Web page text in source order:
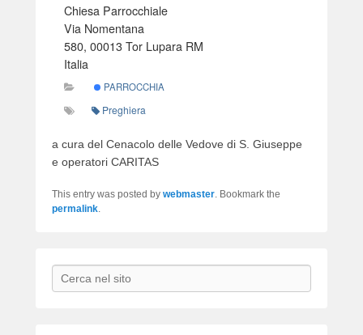
Chiesa Parrocchiale
Via Nomentana
580, 00013 Tor Lupara RM
Italia
PARROCCHIA
Preghiera
a cura del Cenacolo delle Vedove di S. Giuseppe
e operatori CARITAS
This entry was posted by webmaster. Bookmark the
permalink.
Search